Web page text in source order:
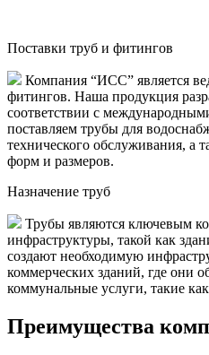
Поставки труб и фитингов
Компания “ИСС” является
фитингов. Наша продукция
соответствии с
поставляем трубы для
технического обслуживания, а
форм и размеров.
Назначение труб
Трубы являются ключевым
инфраструктуры, такой как
создают необходимую
коммерческих зданий, где они
коммунальные услуги, такие
Преимущества